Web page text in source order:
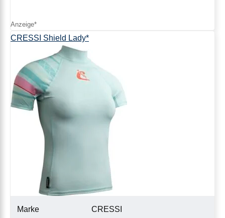
CRESSI Shield Lady*
Marke CRESSI